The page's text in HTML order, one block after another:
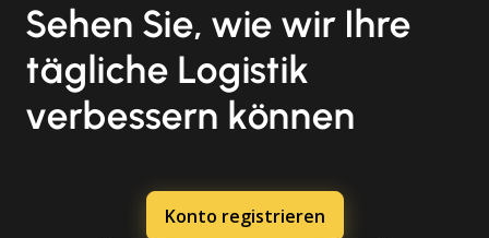
Sehen Sie, wie wir Ihre
tägliche Logistik
verbessern können
Konto registrieren